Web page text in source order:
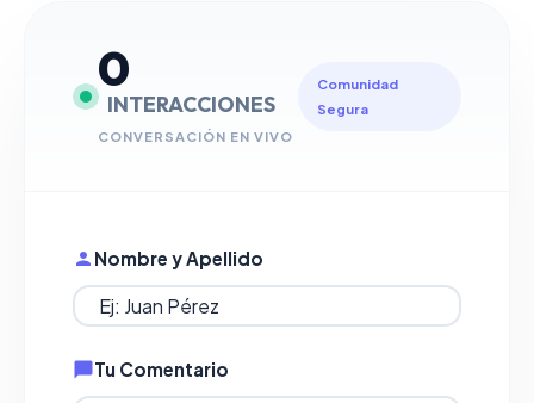
0
INTERACCIONES
CONVERSACIÓN EN VIVO
Comunidad
Segura
Nombre y Apellido
Tu Comentario